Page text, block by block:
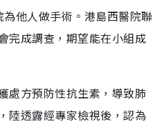
他人做手術。港島西醫院聯
完成調查，期望能在小組成
處方預防性抗生素，導致肺
陸透露經專家檢視後，認為